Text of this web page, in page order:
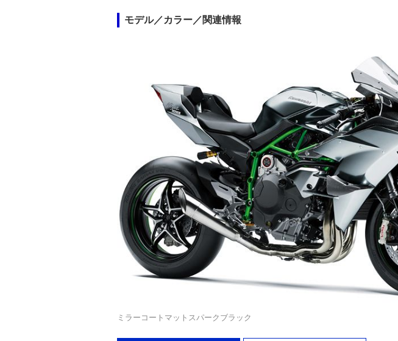
モデル／カラー／関連情報
ミラーコートマットスパークブラック